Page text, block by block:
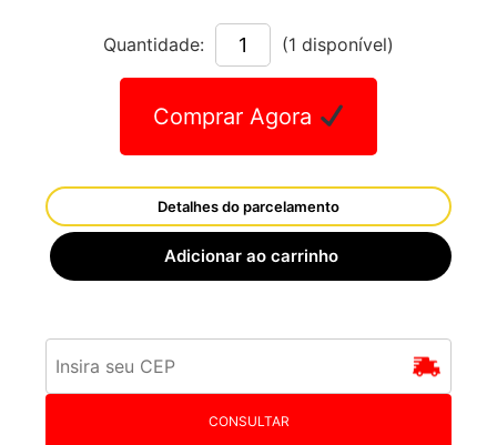
Quantidade: (1 disponível)
Comprar Agora
Detalhes do parcelamento
Adicionar ao carrinho
CONSULTAR